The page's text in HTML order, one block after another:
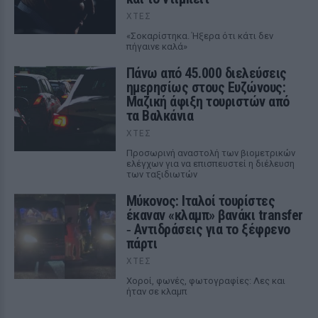
ΧΤΕΣ
«Σοκαρίστηκα. Ήξερα ότι κάτι δεν
πήγαινε καλά»
Πάνω από 45.000 διελεύσεις
ημερησίως στους Ευζώνους:
Μαζική άφιξη τουριστών από
τα Βαλκάνια
ΧΤΕΣ
Προσωρινή αναστολή των βιομετρικών
ελέγχων για να επισπευστεί η διέλευση
των ταξιδιωτών
Μύκονος: Ιταλοί τουρίστες
έκαναν «κλαμπ» βανάκι transfer
‑ Αντιδράσεις για το ξέφρενο
πάρτι
ΧΤΕΣ
Χοροί, φωνές, φωτογραφίες: Λες και
ήταν σε κλαμπ